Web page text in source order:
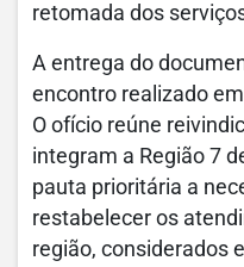
retomada dos
A entrega do
encontro realizado
O ofício reúne
integram a Região 7
pauta prioritária a
restabelecer os
região, considerados